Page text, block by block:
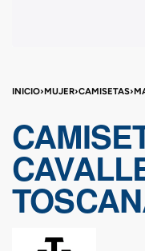
INICIO›MUJER›CAMISETAS›